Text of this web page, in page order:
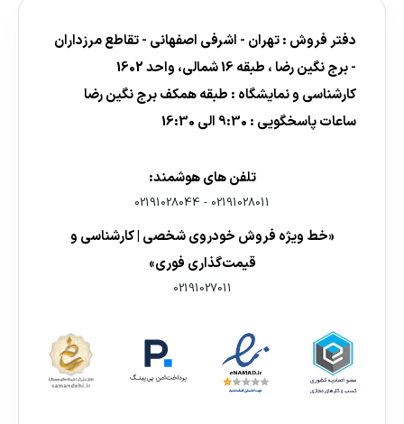
دفتر فروش : تهران - اشرفی اصفهانی - تقاطع مرزداران
- برج نگین رضا ، طبقه 16 شمالی، واحد 1602
کارشناسی و نمایشگاه : طبقه همکف برج نگین رضا
ساعات پاسخگویی : 9:30 الی 16:30
تلفن های هوشمند:
02191028011
-
02191028044
«خط ویژه فروش خودروی شخصی | کارشناسی و
قیمت‌گذاری فوری»
02191027011